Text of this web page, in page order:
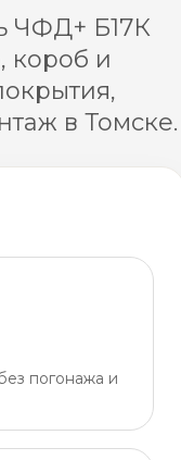
ЧФД+ Б17К
короб и
в Томске.
погонажа и